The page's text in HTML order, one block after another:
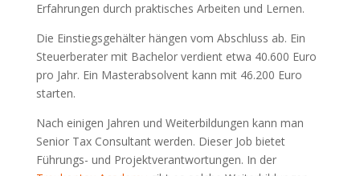
Erfahrungen durch praktisches Arbeiten und Lernen.
Die Einstiegsgehälter hängen vom Abschluss ab. Ein
Steuerberater mit Bachelor verdient etwa 40.600 Euro
pro Jahr. Ein Masterabsolvent kann mit 46.200 Euro
starten.
Nach einigen Jahren und Weiterbildungen kann man
Senior Tax Consultant werden. Dieser Job bietet
Führungs- und Projektverantwortungen. In der